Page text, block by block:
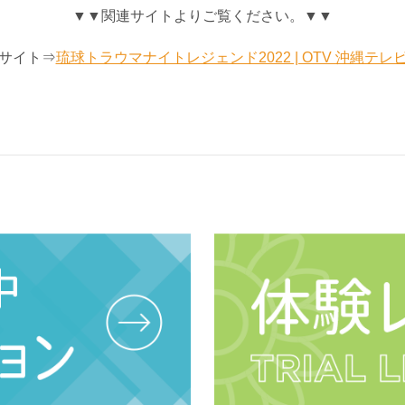
▼▼関連サイトよりご覧ください。▼▼
イト⇒琉球トラウマナイトレジェンド2022 | OTV 沖縄テレ